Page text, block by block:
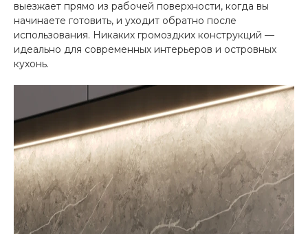
выезжает прямо из рабочей поверхности, когда вы
начинаете готовить, и уходит обратно после
использования. Никаких громоздких конструкций —
идеально для современных интерьеров и островных
кухонь.